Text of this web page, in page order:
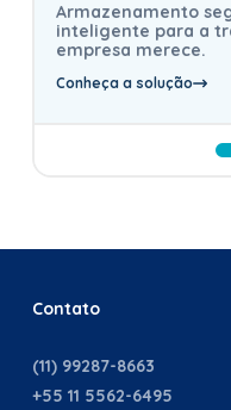
Armazenamento
inteligente para a
empresa merece.
Conheça a solução
Contato
(11) 99287-8663
+55 11 5562-6495